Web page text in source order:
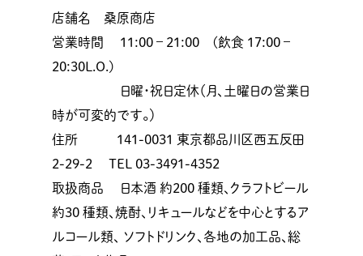
店舗名 桑原商店
営業時間 11:00 – 21:00 (飲食 17:00 –
20:30L.O.)
日曜・祝日定休（月、土曜日の営業日
時が可変的です。）
住所 141-0031 東京都品川区西五反田
2-29-2 TEL 03-3491-4352
取扱商品 日本酒 約200 種類、クラフトビール
約30 種類、焼酎、リキュールなどを中心とするア
ルコール類、 ソフトドリンク、各地の加工品、総